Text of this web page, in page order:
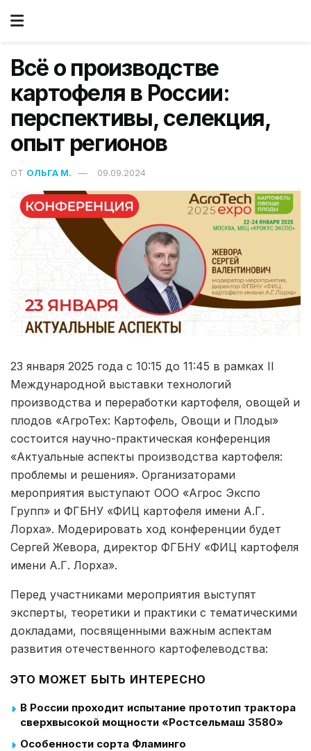
Всё о производстве
картофеля в России:
перспективы, селекция,
опыт регионов
ОТ ОЛЬГА М. 09.09.2024
23 января 2025 года с 10:15 до 11:45 в рамках II
Международной выставки технологий
производства и переработки картофеля, овощей и
плодов «АгроТех: Картофель, Овощи и Плоды»
состоится научно-практическая конференция
«Актуальные аспекты производства картофеля:
проблемы и решения». Организаторами
мероприятия выступают ООО «Агрос Экспо
Групп» и ФГБНУ «ФИЦ картофеля имени А.Г.
Лорха». Модерировать ход конференции будет
Сергей Жевора, директор ФГБНУ «ФИЦ картофеля
имени А.Г. Лорха».
Перед участниками мероприятия выступят
эксперты, теоретики и практики с тематическими
докладами, посвященными важным аспектам
развития отечественного картофелеводства:
ЭТО МОЖЕТ БЫТЬ ИНТЕРЕСНО
В России проходит испытание прототип трактора
сверхвысокой мощности «Ростсельмаш 3580»
Особенности сорта Фламинго